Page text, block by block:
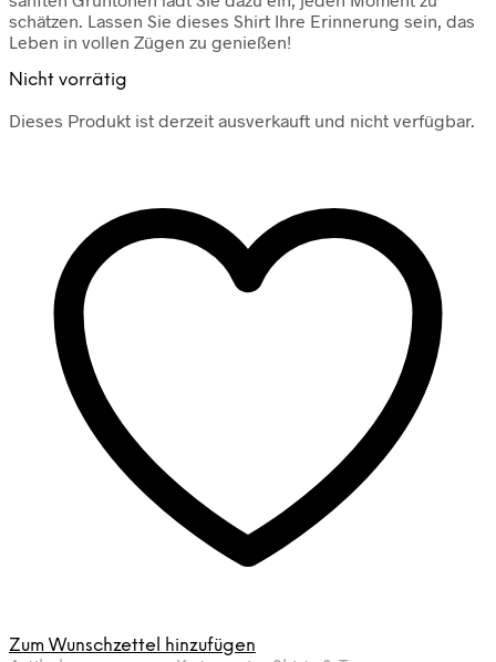
schätzen. Lassen Sie dieses Shirt Ihre Erinnerung sein, das
Leben in vollen Zügen zu genießen!
Nicht vorrätig
Dieses Produkt ist derzeit ausverkauft und nicht verfügbar.
Zum Wunschzettel hinzufügen